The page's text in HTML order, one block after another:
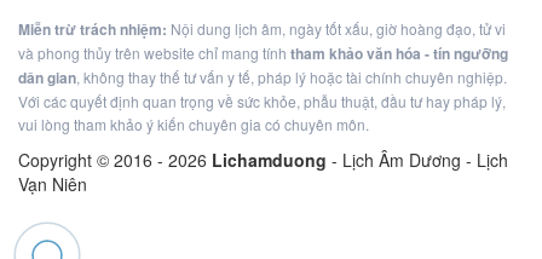
Miễn trừ trách nhiệm: Nội dung lịch âm, ngày tốt xấu, giờ hoàng đạo, tử vi
và phong thủy trên website chỉ mang tính tham khảo văn hóa - tín ngưỡng
dân gian, không thay thế tư vấn y tế, pháp lý hoặc tài chính chuyên nghiệp.
Với các quyết định quan trọng về sức khỏe, phẫu thuật, đầu tư hay pháp lý,
vui lòng tham khảo ý kiến chuyên gia có chuyên môn.
Copyright © 2016 - 2026 Lichamduong - Lịch Âm Dương - Lịch
Vạn Niên